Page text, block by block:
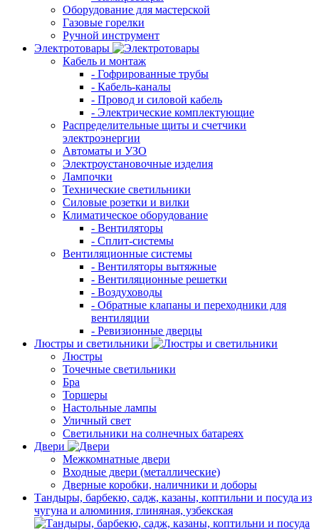
Оборудование для мастерской
Газовые горелки
Ручной инструмент
Электротовары
Кабель и монтаж
- Гофрированные трубы
- Кабель-каналы
- Провод и силовой кабель
- Электрические комплектующие
Распределительные щиты и счетчики
электроэнергии
Автоматы и УЗО
Электроустановочные изделия
Лампочки
Технические светильники
Силовые розетки и вилки
Климатическое оборудование
- Вентиляторы
- Сплит-системы
Вентиляционные системы
- Вентиляторы вытяжные
- Вентиляционные решетки
- Воздуховоды
- Обратные клапаны и переходники для
вентиляции
- Ревизионные дверцы
Люстры и светильники
Люстры
Точечные светильники
Бра
Торшеры
Настольные лампы
Уличный свет
Светильники на солнечных батареях
Двери
Межкомнатные двери
Входные двери (металлические)
Дверные коробки, наличники и доборы
Тандыры, барбекю, садж, казаны, коптильни и посуда из
чугуна и алюминия, глиняная, узбекская